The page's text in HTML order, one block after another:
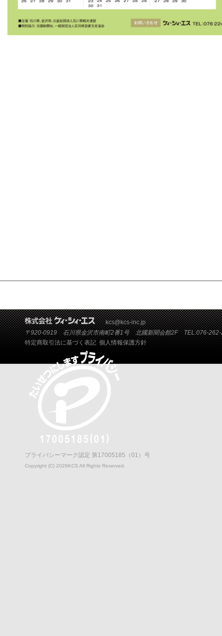
kcs@kcs-inc.jp
〒920-0919 石川県金沢市南町2番1号 北國新聞会館2F TEL.076-262-
特定商取引法に基づく表記 個人情報保護方針
プライバシーマーク認定 第17005185（01）号
Copyright (C) 2026KCS All Rights Reserved.